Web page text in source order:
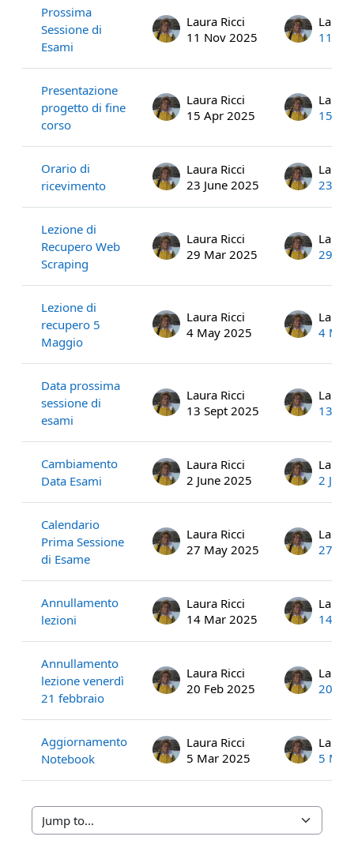
Prossima
Sessione di
Esami
Laura Ricci
11 Nov 2025
Laura
11
Presentazione
progetto di fine
corso
Laura Ricci
15 Apr 2025
Laura
15
Orario di
ricevimento
Laura Ricci
23 June 2025
Laura
23
Lezione di
Recupero Web
Scraping
Laura Ricci
29 Mar 2025
Laura
29
Lezione di
recupero 5
Maggio
Laura Ricci
4 May 2025
Laura
4
Data prossima
sessione di
esami
Laura Ricci
13 Sept 2025
Laura
13
Cambiamento
Data Esami
Laura Ricci
2 June 2025
Laura
2
Calendario
Prima Sessione
di Esame
Laura Ricci
27 May 2025
Laura
27
Annullamento
lezioni
Laura Ricci
14 Mar 2025
Laura
14
Annullamento
lezione venerdì
21 febbraio
Laura Ricci
20 Feb 2025
Laura
20
Aggiornamento
Notebook
Laura Ricci
5 Mar 2025
Laura
5
Jump to...